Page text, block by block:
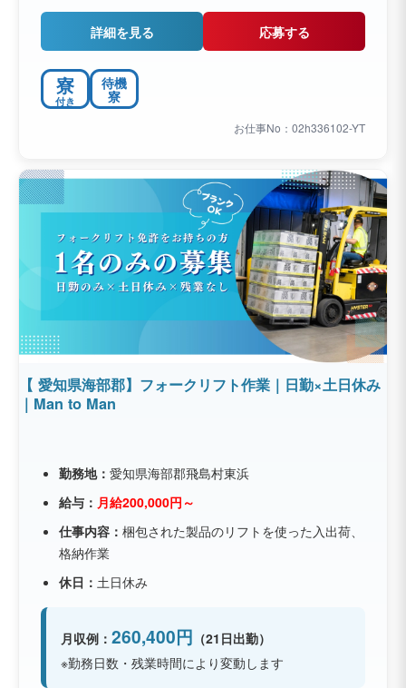
詳細を見る 応募する
寮
付き
待機
寮
お仕事No：02h336102-YT
【 愛知県海部郡】フォークリフト作業｜日勤×土日休み
｜Man to Man
勤務地： 愛知県海部郡飛島村東浜
給与： 月給200,000円～
仕事内容： 梱包された製品のリフトを使った入出荷、
格納作業
休日： 土日休み
月収例： 260,400円 （21日出勤）
※勤務日数・残業時間により変動します